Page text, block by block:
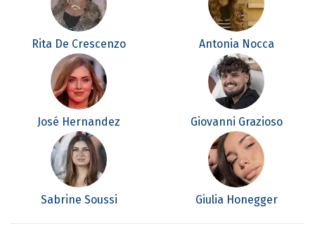
Rita De Crescenzo Antonia Nocca
José Hernandez Giovanni Grazioso
Sabrine Soussi Giulia Honegger